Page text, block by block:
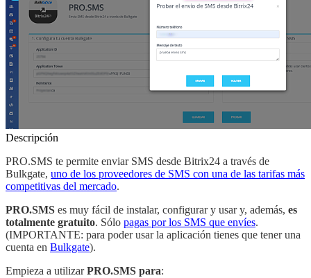
Descripción
PRO.SMS te permite enviar SMS desde Bitrix24 a través de
Bulkgate, uno de los proveedores de SMS con una de las tarifas más
competitivas del mercado.
PRO.SMS es muy fácil de instalar, configurar y usar y, además, es
totalmente gratuito. Sólo pagas por los SMS que envíes.
(IMPORTANTE: para poderusar la aplicación tienes que teneruna
cuenta en Bulkgate).
Empieza a utilizarPRO.SMS para: